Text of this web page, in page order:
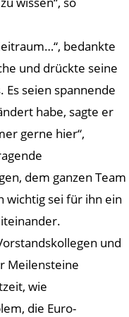
bedankte
und drückte seine
seien spannende
habe, sagte er
gerne hier“,
dem ganzen Team
sei für ihn ein
und
Meilensteine
wie
die Euro-